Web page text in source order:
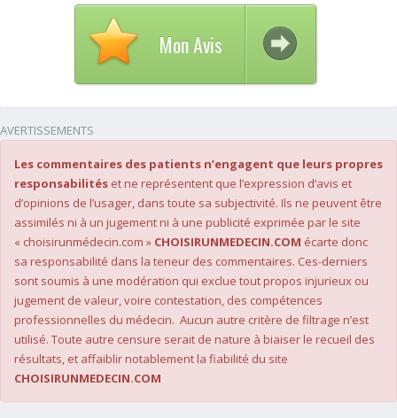
Mon Avis
AVERTISSEMENTS
Les commentaires des patients n’engagent que leurs propres
responsabilités et ne représentent que l’expression d’avis et
d’opinions de l’usager, dans toute sa subjectivité. Ils ne peuvent être
assimilés ni à un jugement ni à une publicité exprimée par le site
« choisirunmédecin.com » CHOISIRUNMEDECIN.COM écarte donc
sa responsabilité dans la teneur des commentaires. Ces-derniers
sont soumis à une modération qui exclue tout propos injurieux ou
jugement de valeur, voire contestation, des compétences
professionnelles du médecin. Aucun autre critère de filtrage n’est
utilisé. Toute autre censure serait de nature à biaiser le recueil des
résultats, et affaiblir notablement la fiabilité du site
CHOISIRUNMEDECIN.COM